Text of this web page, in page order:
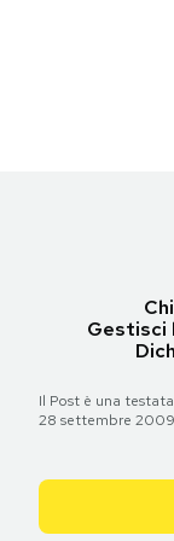
Gestisci
Il Post è una
28 settembre